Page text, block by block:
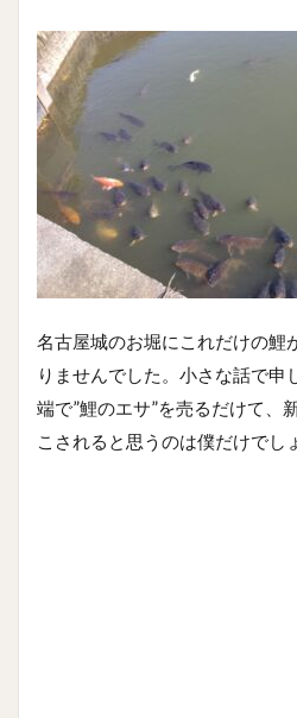
名古屋城のお堀にこれだけの鯉
りませんでした。小さな話で申
端で”鯉のエサ”を売るだけて、
こされると思うのは僕だけでし